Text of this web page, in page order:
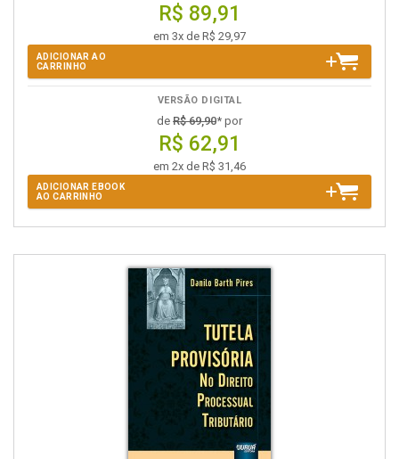
R$ 89,91
em 3x de R$ 29,97
ADICIONAR AO
CARRINHO
VERSÃO DIGITAL
de R$ 69,90* por
R$ 62,91
em 2x de R$ 31,46
ADICIONAR EBOOK
AO CARRINHO